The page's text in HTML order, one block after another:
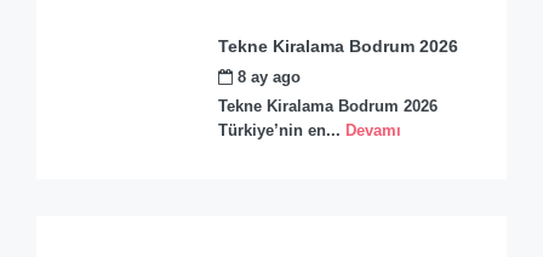
Tekne Kiralama Bodrum 2026
8 ay ago
Tekne Kiralama Bodrum 2026
Türkiye’nin en... Devamı